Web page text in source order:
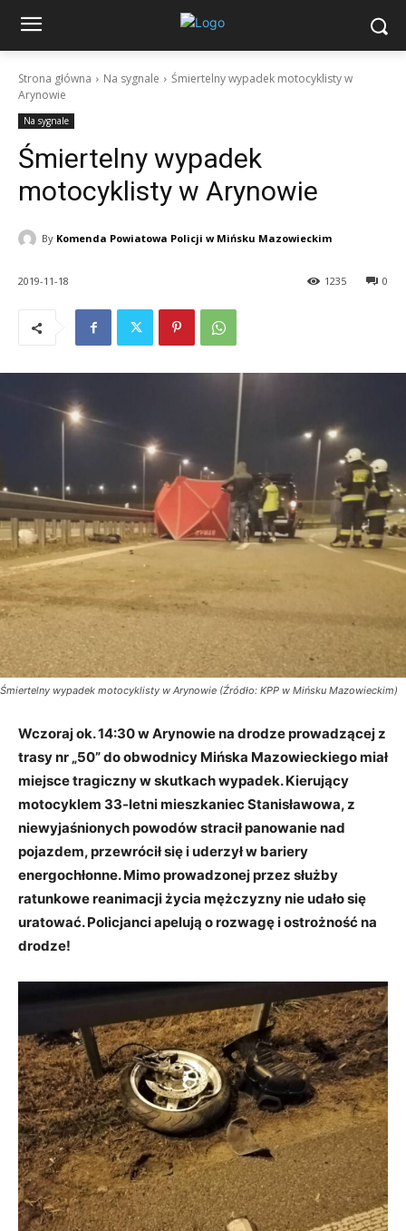
Strona główna Na sygnale
Śmiertelny wypadek motocyklisty w
Arynowie
Na sygnale
Śmiertelny wypadek
motocyklisty w Arynowie
By Komenda Powiatowa Policji w Mińsku Mazowieckim
2019-11-18 0
1235
Śmiertelny wypadek motocyklisty w Arynowie (Źródło: KPP w Mińsku Mazowieckim)
Wczoraj ok. 14:30 w Arynowie na drodze prowadzącej z
trasy nr „50” do obwodnicy Mińska Mazowieckiego miał
miejsce tragiczny w skutkach wypadek. Kierujący
motocyklem 33-letni mieszkaniec Stanisławowa, z
niewyjaśnionych powodów stracił panowanie nad
pojazdem, przewrócił się i uderzył w bariery
energochłonne. Mimo prowadzonej przez służby
ratunkowe reanimacji życia mężczyzny nie udało się
uratować. Policjanci apelują o rozwagę i ostrożność na
drodze!